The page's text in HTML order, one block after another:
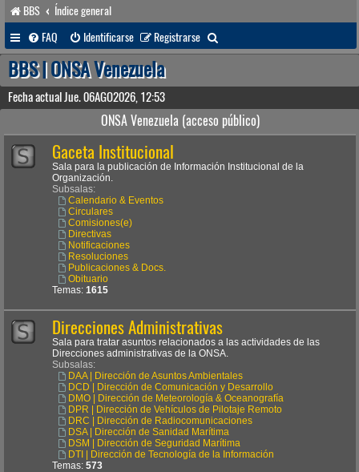
BBS
Índice general
FAQ
Identificarse Registrarse
u
a
BBS | ONSA Venezuela
Fecha actual Jue. 06AGO2026, 12:53
ONSA Venezuela (acceso público)
Gaceta Institucional
Sala para la publicación de Información Institucional de la
Organización.
Subsalas:
Calendario & Eventos
Circulares
Comisiones(e)
Directivas
Notificaciones
Resoluciones
Publicaciones & Docs.
Obituario
Temas: 1615
Direcciones Administrativas
Sala para tratar asuntos relacionados a las actividades de las
Direcciones administrativas de la ONSA.
Subsalas:
DAA | Dirección de Asuntos Ambientales
DCD | Dirección de Comunicación y Desarrollo
DMO | Dirección de Meteorología & Oceanografía
DPR | Dirección de Vehículos de Pilotaje Remoto
DRC | Dirección de Radiocomunicaciones
DSA | Dirección de Sanidad Marítima
DSM | Dirección de Seguridad Marítima
DTI | Dirección de Tecnología de la Información
Temas: 573